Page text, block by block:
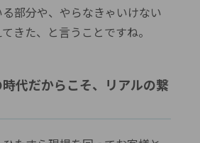
部分や、やらなきゃいけない
きた、と言うことですね。
代だからこそ、リアルの繋